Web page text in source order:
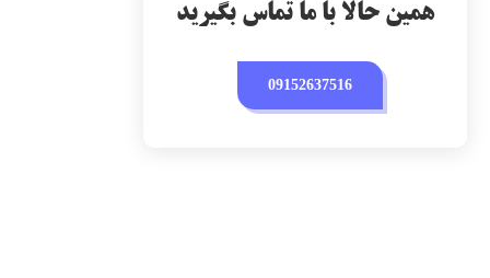
همین حالا با ما تماس بگیرید
09152637516